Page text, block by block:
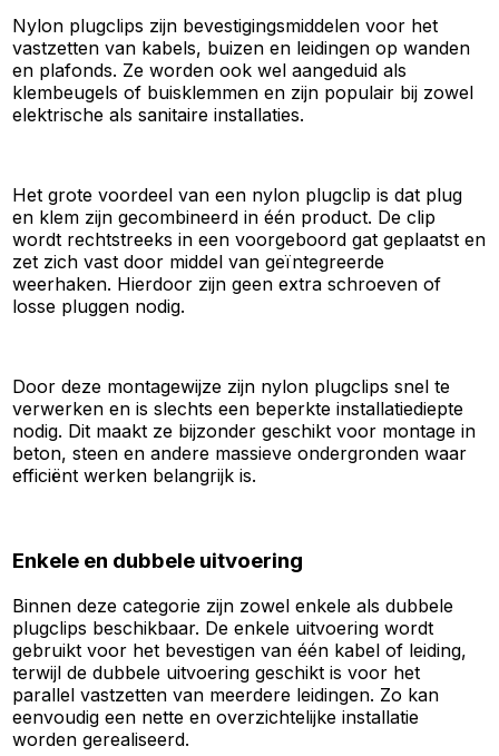
Nylon plugclips zijn bevestigingsmiddelen voor het
vastzetten van kabels, buizen en leidingen op wanden
en plafonds. Ze worden ook wel aangeduid als
klembeugels of buisklemmen en zijn populair bij zowel
elektrische als sanitaire installaties.
Het grote voordeel van een nylon plugclip is dat plug
en klem zijn gecombineerd in één product. De clip
wordt rechtstreeks in een voorgeboord gat geplaatst en
zet zich vast door middel van geïntegreerde
weerhaken. Hierdoor zijn geen extra schroeven of
losse pluggen nodig.
Door deze montagewijze zijn nylon plugclips snel te
verwerken en is slechts een beperkte installatiediepte
nodig. Dit maakt ze bijzonder geschikt voor montage in
beton, steen en andere massieve ondergronden waar
efficiënt werken belangrijk is.
Enkele en dubbele uitvoering
Binnen deze categorie zijn zowel enkele als dubbele
plugclips beschikbaar. De enkele uitvoering wordt
gebruikt voor het bevestigen van één kabel of leiding,
terwijl de dubbele uitvoering geschikt is voor het
parallel vastzetten van meerdere leidingen. Zo kan
eenvoudig een nette en overzichtelijke installatie
worden gerealiseerd.